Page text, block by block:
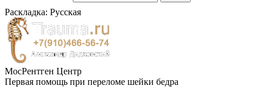
Раскладка: Русская
МосРентген Центр
Первая помощь при переломе шейки бедра